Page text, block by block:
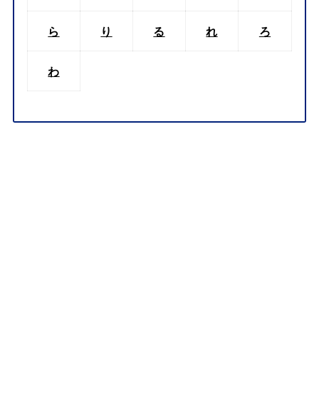
ら り る れ ろ
わ